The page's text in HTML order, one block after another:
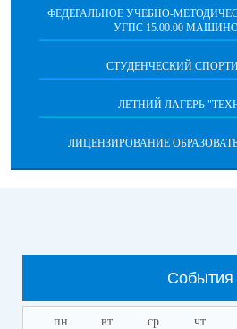
ФЕДЕРАЛЬНОЕ УЧЕБНО-
УГПС 15.00.00
СТУДЕНЧЕСКИЙ
ЛЕТНИЙ ЛАГЕРЬ
ЛИЦЕНЗИРОВАНИЕ
События
пн вт ср чт